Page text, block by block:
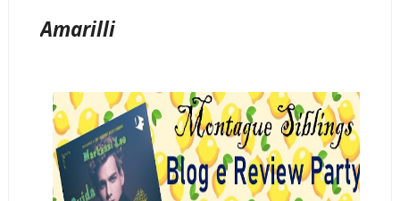
Amarilli